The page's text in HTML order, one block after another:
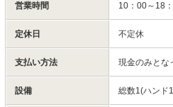
営業時間 10：00～18
定休日 不定休
支払い方法 現金のみとな
設備 総数1(ハンド